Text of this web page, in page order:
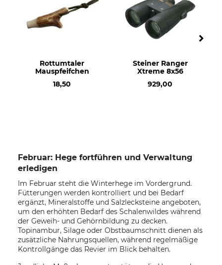
Rottumtaler
Mauspfeifchen
18,50
Steiner Ranger
Xtreme 8x56
929,00
Februar: Hege fortführen und Verwaltung
erledigen
Im Februar steht die Winterhege im Vordergrund.
Fütterungen werden kontrolliert und bei Bedarf
ergänzt, Mineralstoffe und Salzlecksteine angeboten,
um den erhöhten Bedarf des Schalenwildes während
der Geweih- und Gehörnbildung zu decken.
Topinambur, Silage oder Obstbaumschnitt dienen als
zusätzliche Nahrungsquellen, während regelmäßige
Kontrollgänge das Revier im Blick behalten.